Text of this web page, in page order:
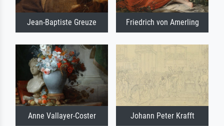
Jean-Baptiste Greuze Friedrich von Amerling
Anne Vallayer-Coster Johann Peter Krafft